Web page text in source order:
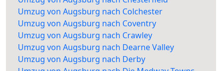
Umzug von Augsburg nach Colchester
Umzug von Augsburg nach Coventry
Umzug von Augsburg nach Crawley
Umzug von Augsburg nach Dearne Valley
Umzug von Augsburg nach Derby